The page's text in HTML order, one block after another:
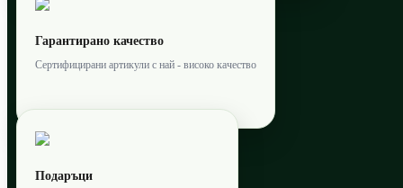
Гарантирано качество
Сертифицирани артикули с най - високо качество
Подаръци